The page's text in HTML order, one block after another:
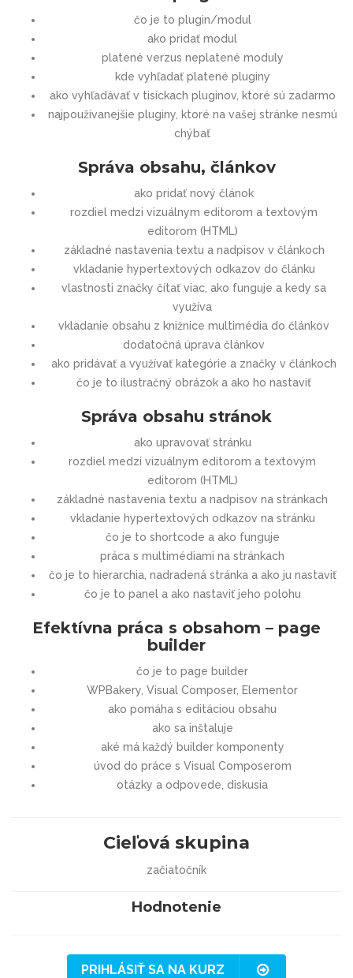
čo je to plugin/modul
ako pridať modul
platené verzus neplatené moduly
kde vyhľadať platené pluginy
ako vyhľadávať v tisíckach pluginov, ktoré sú zadarmo
najpoužívanejšie pluginy, ktoré na vašej stránke nesmú
chýbať
Správa obsahu, článkov
ako pridať nový článok
rozdiel medzi vizuálnym editorom a textovým
editorom (HTML)
základné nastavenia textu a nadpisov v článkoch
vkladanie hypertextových odkazov do článku
vlastnosti značky čítať viac, ako funguje a kedy sa
využíva
vkladanie obsahu z knižnice multimédia do článkov
dodatočná úprava článkov
ako pridávať a využívať kategórie a značky v článkoch
čo je to ilustračný obrázok a ako ho nastaviť
Správa obsahu stránok
ako upravovať stránku
rozdiel medzi vizuálnym editorom a textovým
editorom (HTML)
základné nastavenia textu a nadpisov na stránkach
vkladanie hypertextových odkazov na stránku
čo je to shortcode a ako funguje
práca s multimédiami na stránkach
čo je to hierarchia, nadradená stránka a ako ju nastaviť
čo je to panel a ako nastaviť jeho polohu
Efektívna práca s obsahom – page
builder
čo je to page builder
WPBakery, Visual Composer, Elementor
ako pomáha s editáciou obsahu
ako sa inštaluje
aké má každý builder komponenty
úvod do práce s Visual Composerom
otázky a odpovede, diskusia
Cieľová skupina
začiatočník
Hodnotenie
PRIHLÁSIŤ SA NA KURZ